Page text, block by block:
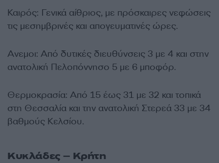
Καιρός: Γενικά αίθριος, με πρόσκαιρες νεφώσεις
τις μεσημβρινές και απογευματινές ώρες.
Ανεμοι: Από δυτικές διευθύνσεις 3 με 4 και στην
ανατολική Πελοπόννησο 5 με 6 μποφόρ.
Θερμοκρασία: Από 15 έως 31 με 32 και τοπικά
στη Θεσσαλία και την ανατολική Στερεά 33 με 34
βαθμούς Κελσίου.
Κυκλάδες – Κρήτη